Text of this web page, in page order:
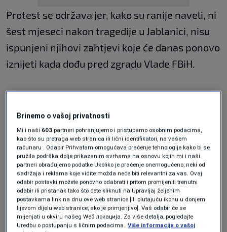
Protest se održava jer, kako su ranije naveli, ni
šest mjeseci nakon tragedije u Jablanici, nisu
ispunjeni njihovi zahtjevi koje će danas ponovo
iznijeti kada dođu pred zgradu Vlade FBiH.
Ti zahtjevi su sljedeći:
Hitno pokretanje istraga i hitno podizanje
optužnica protiv odgovornih osoba,
Hitno informisanje javnosti o svim
poduzetim radnjama od nadležnih službi,
organa i institucija u vezi sa smrti 29
Brinemo o vašoj privatnosti
Mi i naši 603 partneri pohranjujemo i pristupamo osobnim podacima,
kao što su pretraga web stranica ili lični identifikatori, na vašem
računaru . Odabir Prihvatam omogućava praćenje tehnologije kako bi se
pružila podrška dolje prikazanim svrhama na osnovu kojih mi i naši
partneri obrađujemo podatke Ukoliko je praćenje onemogućeno, neki od
sadržaja i reklama koje vidite možda neće biti relevantni za vas. Ovaj
odabir postavki možete ponovno odabrati i pritom promijeniti trenutni
odabir ili pristanak tako što ćete kliknuti na Upravljaj željenim
postavkama link na dnu ove web stranice [ili plutajuću ikonu u donjem
lijevom dijelu web stranice, ako je primjenjivo]. Vaš odabir će se
mijenjati u okviru našeg Wеб локација. Za više detalja, pogledajte
Uredbu o postupanju s ličnim podacima. Više informacija o vašoj